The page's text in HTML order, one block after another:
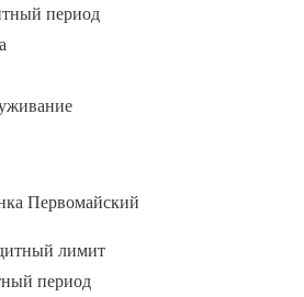
период
Первомайский
лимит
период